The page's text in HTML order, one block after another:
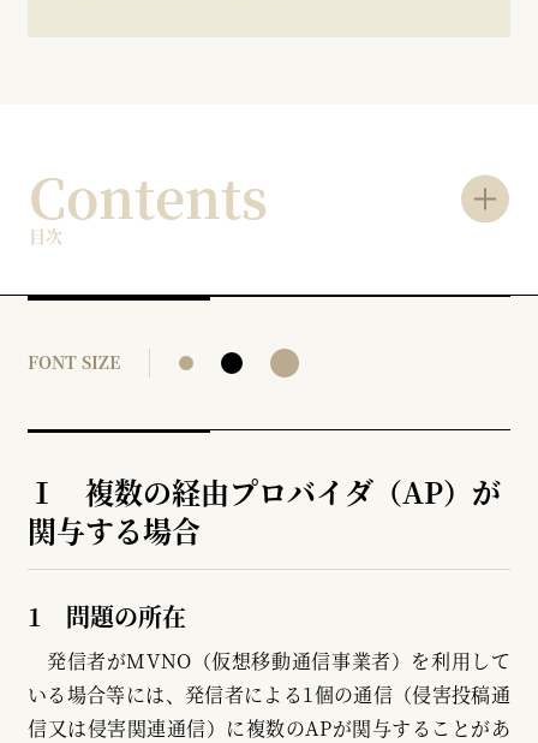
Contents
目次
FONT SIZE
Ⅰ 複数の経由プロバイダ（AP）が
関与する場合
1 問題の所在
発信者がMVNO（仮想移動通信事業者）を利用して
いる場合等には、発信者による1個の通信（侵害投稿通
信又は侵害関連通信）に複数のAPが関与することがあ